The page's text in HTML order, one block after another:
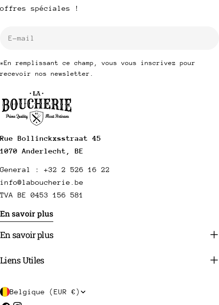
Rue Bollinckxsstraat 45
1070 Anderlecht, BE
General : +32 2 526 16 22
info@laboucherie.be
TVA BE 0453 156 581
En savoir plus
En savoir plus
Liens Utiles
offres spéciales !
*En remplissant ce champ, vous vous inscrivez pour
recevoir nos newsletter.
P
Belgique (EUR €)